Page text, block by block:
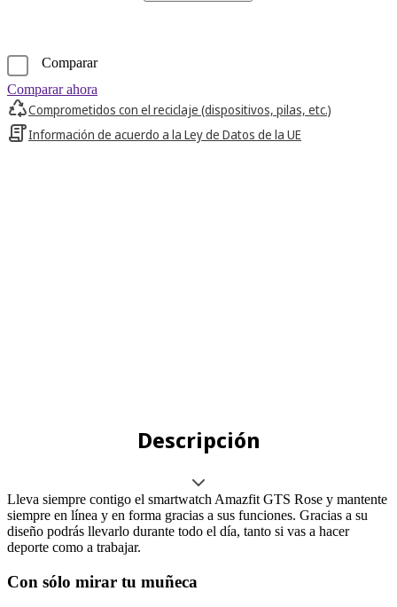
Comparar
Comparar ahora
Comprometidos con el reciclaje (dispositivos, pilas, etc.)
Información de acuerdo a la Ley de Datos de la UE
Descripción
Lleva siempre contigo el smartwatch Amazfit GTS Rose y mantente
siempre en línea y en forma gracias a sus funciones. Gracias a su
diseño podrás llevarlo durante todo el día, tanto si vas a hacer
deporte como a trabajar.
Con sólo mirar tu muñeca